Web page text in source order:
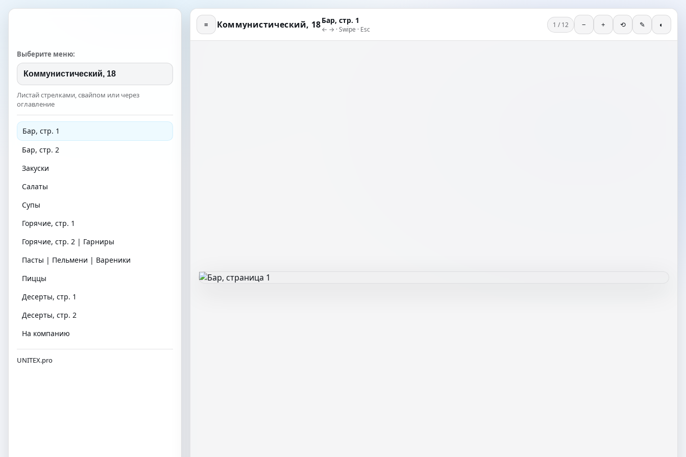
Выберите меню:
Листай стрелками, свайпом или через
оглавление
Бар, стр. 1
Бар, стр. 2
Закуски
Салаты
Супы
Горячие, стр. 1
Горячие, стр. 2 | Гарниры
Пасты | Пельмени | Вареники
Пиццы
Десерты, стр. 1
Десерты, стр. 2
На компанию
UNITEX.pro
≡ Коммунистический, 18Бар, стр. 1
← → · Swipe · Esc
1 / 12 − + ⟲ ✎ ◐